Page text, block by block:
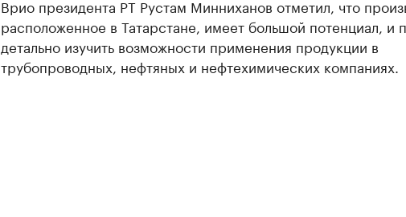
Врио президента РТ Рустам Минниханов отметил, что
расположенное в Татарстане, имеет большой потенциал, и
детально изучить возможности применения продукции в
трубопроводных, нефтяных и нефтехимических компаниях.